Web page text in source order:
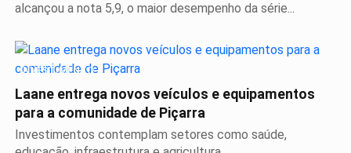
alcançou a nota 5,9, o maior desempenho da série...
INVESTIMENTO
Laane entrega novos veículos e equipamentos
para a comunidade de Piçarra
Investimentos contemplam setores como saúde,